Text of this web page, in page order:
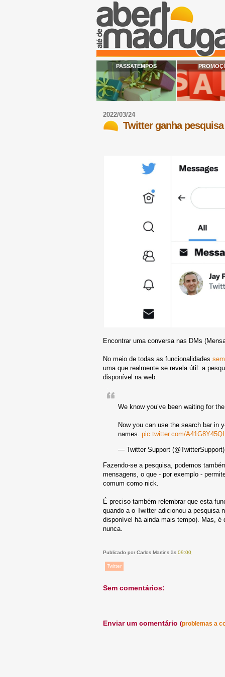
PASSATEMPOS
2022/03/24
Twitter ganha
Encontrar uma conversa nas DMs
No meio de todas as funcionalidades
uma que realmente se revela útil: a
disponível na web.
We know you’ve been waiting for
Now you can use the search bar in
names. pic.twitter.com/A41G8Y45QI
— Twitter Support (@TwitterSupport)
Fazendo-se a pesquisa, podemos
mensagens, o que - por exemplo -
comum como nick.
É preciso também relembrar que esta
quando a o Twitter adicionou a pesquisa
disponível há ainda mais tempo). Mas, é
nunca.
Publicado porCarlos Martins às 09:00
Twitter
Sem comentários:
Enviar um comentário (problemas a